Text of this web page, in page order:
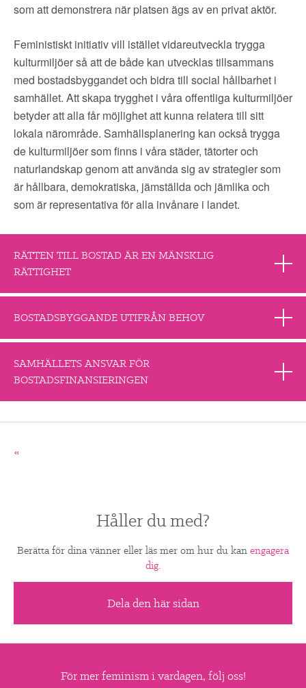
som att demonstrera när platsen ägs av en privat aktör.
Feministiskt initiativ vill istället vidareutveckla trygga
kulturmiljöer så att de både kan utvecklas tillsammans
med bostadsbyggandet och bidra till social hållbarhet i
samhället. Att skapa trygghet i våra offentliga kulturmiljöer
betyder att alla får möjlighet att kunna relatera till sitt
lokala närområde. Samhällsplanering kan också trygga
de kulturmiljöer som finns i våra städer, tätorter och
naturlandskap genom att använda sig av strategier som
är hållbara, demokratiska, jämställda och jämlika och
som är representativa för alla invånare i landet.
RÄTTEN TILL BOSTAD ÄR EN MÄNSKLIG
RÄTTIGHET
BOSTADSBYGGANDE UTIFRÅN BEHOV
SAMHÄLLETS ANSVAR FÖR
BOSTADSFINANSIERINGEN
«
Håller du med?
Berätta för dina vänner eller läs mer om hur du kan engagera
dig.
Dela den här sidan
För mer feminism i vardagen, följ oss!